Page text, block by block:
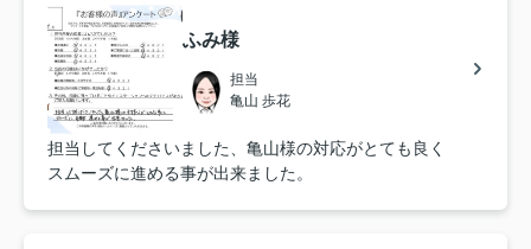
ふみ様
担当
亀山 歩花
担当してくださいました、亀山様の対応がとても良く
スムーズに進める事が出来ました。